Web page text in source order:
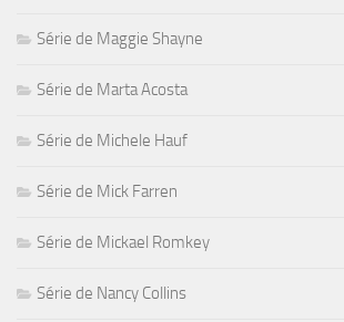
Série de Maggie Shayne
Série de Marta Acosta
Série de Michele Hauf
Série de Mick Farren
Série de Mickael Romkey
Série de Nancy Collins